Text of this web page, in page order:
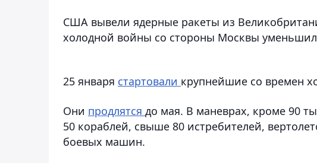
США вывели ядерные ракеты из
холодной войны со стороны Москвы
25 января стартовали крупнейшие со времен
Они продлятся до мая. В маневрах, кроме 90
50 кораблей, свыше 80 истребителей,
боевых машин.